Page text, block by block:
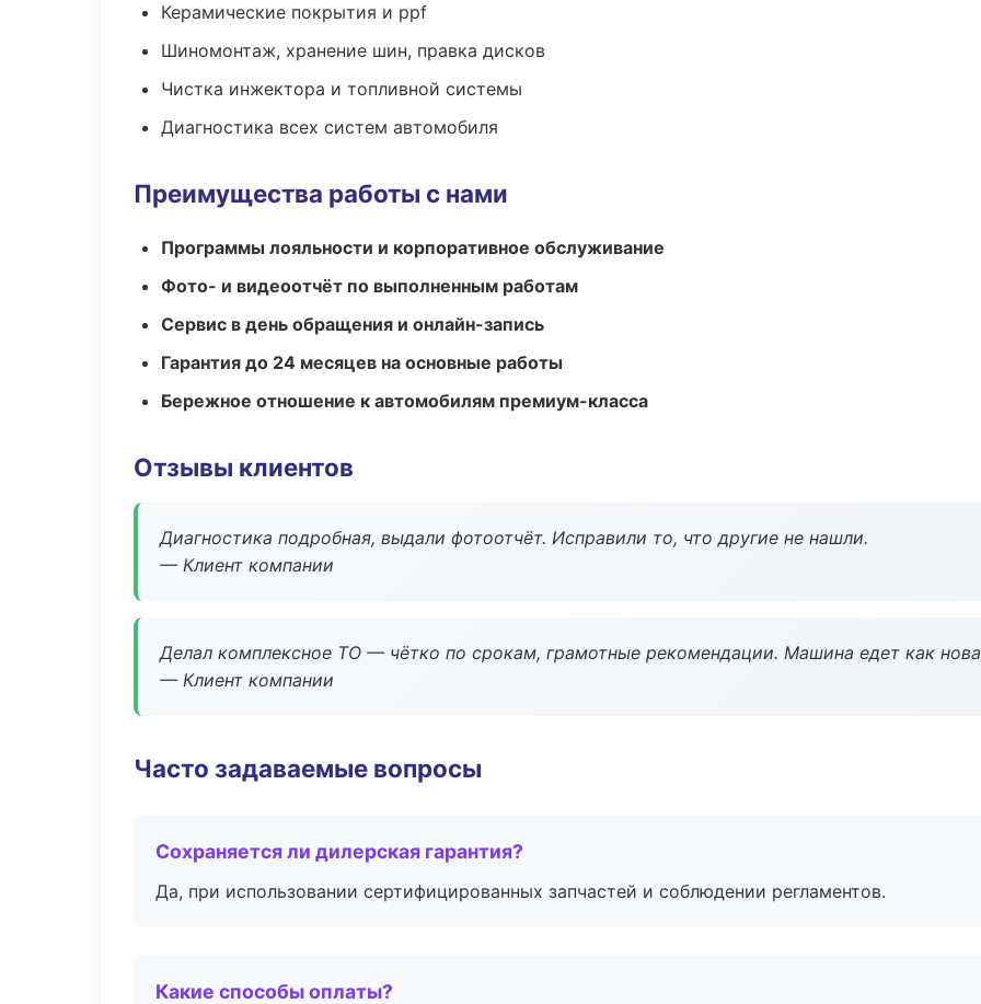
Керамические покрытия и ppf
Шиномонтаж, хранение шин, правка дисков
Чистка инжектора и топливной системы
Диагностика всех систем автомобиля
Преимущества работы с нами
Программы лояльности и корпоративное обслуживание
Фото- и видеоотчёт по выполненным работам
Сервис в день обращения и онлайн-запись
Гарантия до 24 месяцев на основные работы
Бережное отношение к автомобилям премиум-класса
Отзывы клиентов
Диагностика подробная, выдали фотоотчёт. Исправили то, что другие не нашли.
— Клиент компании
Делал комплексное ТО — чётко по срокам, грамотные рекомендации. Машина едет как
— Клиент компании
Часто задаваемые вопросы
Сохраняется ли дилерская гарантия?
Да, при использовании сертифицированных запчастей и соблюдении регламентов.
Какие способы оплаты?